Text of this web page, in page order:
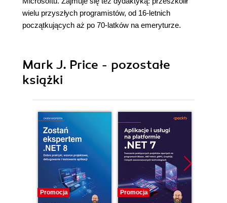
wielu przyszłych programistów, od 16-letnich
początkujących aż po 70-latków na emeryturze.
Mark J. Price - pozostałe
książki
Promocja Promocja